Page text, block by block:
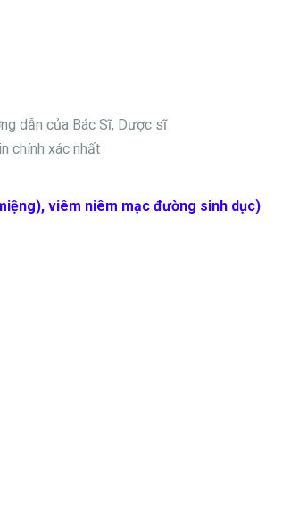
dẫn của Bác Sĩ, Dược sĩ
chính xác nhất
viêm niêm mạc đường sinh dục)